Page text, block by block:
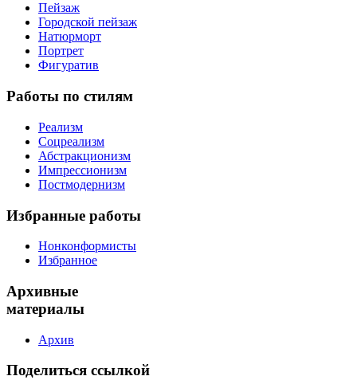
Пейзаж
Городской пейзаж
Натюрморт
Портрет
Фигуратив
Работы по стилям
Реализм
Соцреализм
Абстракционизм
Импрессионизм
Постмодернизм
Избранные работы
Нонконформисты
Избранное
Архивные
материалы
Архив
Поделиться ссылкой